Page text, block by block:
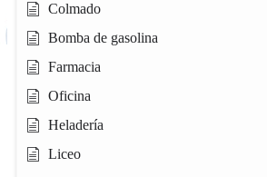
Colmado
Bomba de gasolina
Farmacia
Oficina
Heladería
Liceo